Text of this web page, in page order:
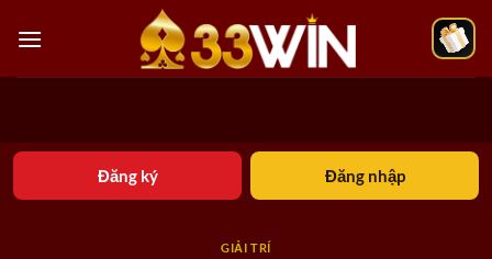
qua
Đăng ký Đăng nhập
GIẢI TRÍ